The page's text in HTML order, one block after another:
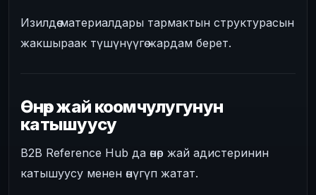
Изилдөө материалдары тармактын структурасын
жакшыраак түшүнүүгө жардам берет.
Өнөр жай коомчулугунун
катышуусу
B2B Reference Hub да өнөр жай адистеринин
катышуусу менен өнүгүп жатат.